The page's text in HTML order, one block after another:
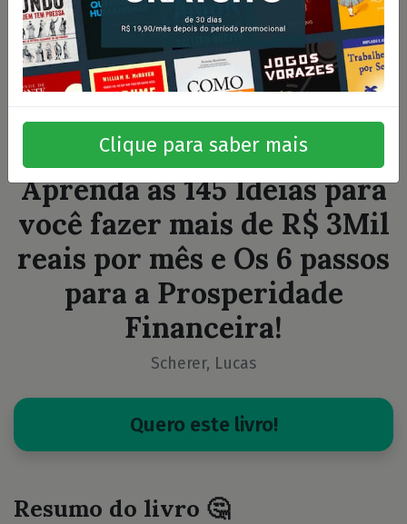
Aprenda as 145 Ideias para
você fazer mais de R$ 3Mil
reais por mês e Os 6 passos
para a Prosperidade
Financeira!
Scherer, Lucas
Quero este livro!
Resumo do livro 🤔
Clique para saber mais